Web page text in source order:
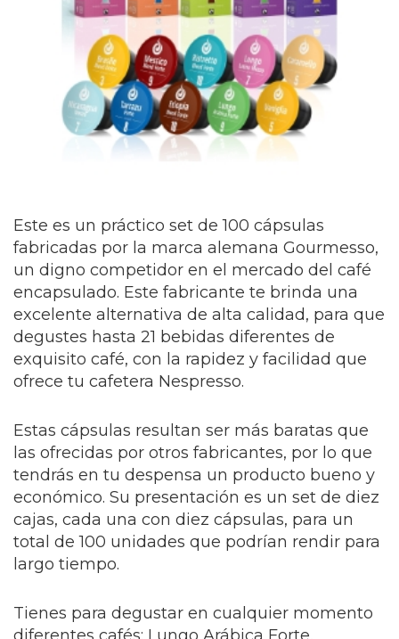
Este es un práctico set de 100 cápsulas
fabricadas por la marca alemana Gourmesso,
un digno competidor en el mercado del café
encapsulado. Este fabricante te brinda una
excelente alternativa de alta calidad, para que
degustes hasta 21 bebidas diferentes de
exquisito café, con la rapidez y facilidad que
ofrece tu cafetera Nespresso.
Estas cápsulas resultan ser más baratas que
las ofrecidas por otros fabricantes, por lo que
tendrás en tu despensa un producto bueno y
económico. Su presentación es un set de diez
cajas, cada una con diez cápsulas, para un
total de 100 unidades que podrían rendir para
largo tiempo.
Tienes para degustar en cualquier momento